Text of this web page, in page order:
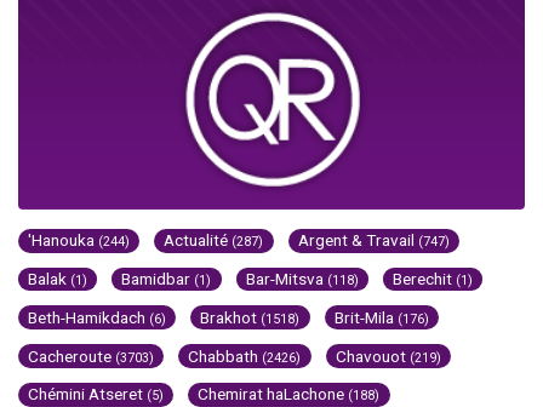
'Hanouka (244) Actualité (287) Argent & Travail (747)
Balak (1) Bamidbar (1) Bar-Mitsva (118) Berechit (1)
Beth-Hamikdach (6) Brakhot (1518) Brit-Mila (176)
Cacheroute (3703) Chabbath (2426) Chavouot (219)
Chémini Atseret (5) Chemirat haLachone (188)